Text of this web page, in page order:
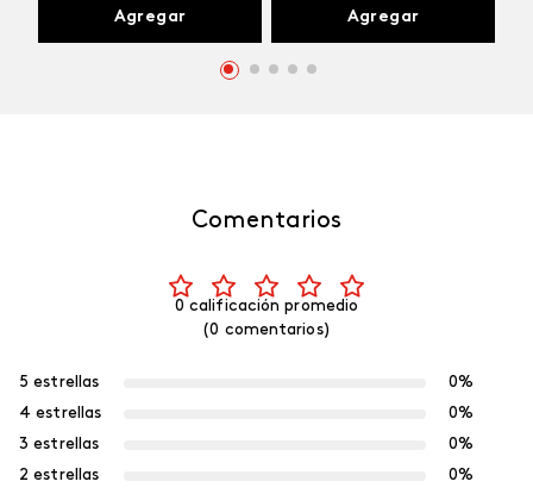
Agregar Agregar
Comentarios
0 calificación promedio
(0 comentarios)
5 estrellas
0%
4 estrellas
0%
3 estrellas
0%
2 estrellas
0%